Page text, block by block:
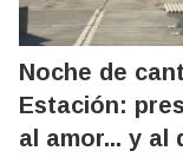
Noche de
Estación:
al amor... y al